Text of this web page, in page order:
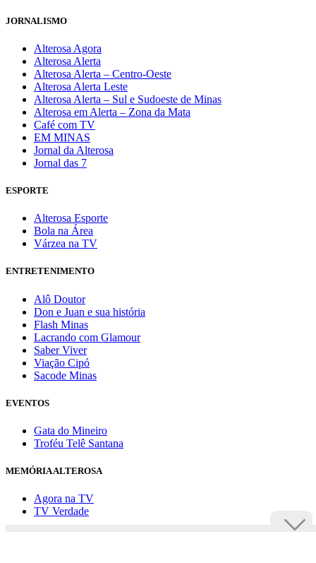
JORNALISMO
Alterosa Agora
Alterosa Alerta
Alterosa Alerta – Centro-Oeste
Alterosa Alerta Leste
Alterosa Alerta – Sul e Sudoeste de Minas
Alterosa em Alerta – Zona da Mata
Café com TV
EM MINAS
Jornal da Alterosa
Jornal das 7
ESPORTE
Alterosa Esporte
Bola na Área
Várzea na TV
ENTRETENIMENTO
Alô Doutor
Don e Juan e sua história
Flash Minas
Lacrando com Glamour
Saber Viver
Viação Cipó
Sacode Minas
EVENTOS
Gata do Mineiro
Troféu Telê Santana
MEMÓRIA ALTEROSA
Agora na TV
TV Verdade